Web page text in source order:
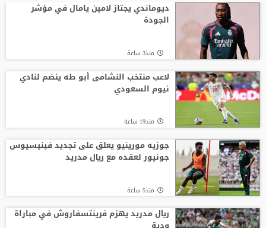
ديوماندي يجتاز لامين يامال في مؤشر
الجودة
منذ3 ساعة
لاعب منتخب النشامى أبو طه ينضم لنادي
نيوم السعودي
منذ19 ساعة
جوزيه مورينيو يعلق على تجديد فينيسيوس
جونيور لعقده مع ريال مدريد
منذ5 ساعة
ريال مدريد يهزم فرينتسفاروش في مباراة